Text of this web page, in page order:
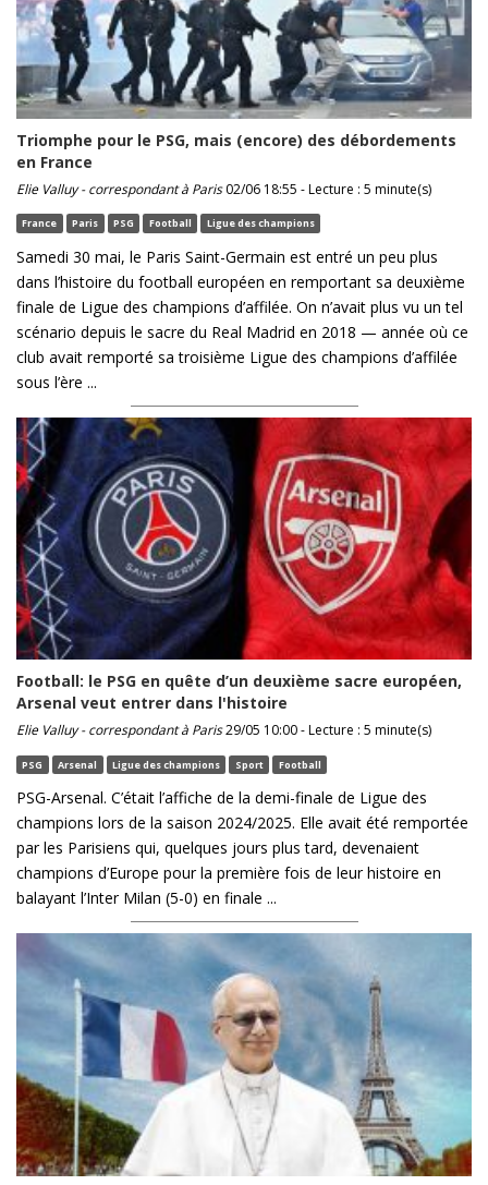
Triomphe pour le PSG, mais (encore) des débordements
en France
Elie Valluy - correspondant à Paris02/06 18:55 - Lecture : 5 minute(s)
France Paris PSG Football Ligue des champions
Samedi 30 mai, le Paris Saint-Germain est entré un peu plus
dans l’histoire du football européen en remportant sa deuxième
finale de Ligue des champions d’affilée. On n’avait plus vu un tel
scénario depuis le sacre du Real Madrid en 2018 — année où ce
club avait remporté sa troisième Ligue des champions d’affilée
sous l’ère ...
Football: le PSG en quête d’un deuxième sacre européen,
Arsenal veut entrer dans l'histoire
Elie Valluy - correspondant à Paris29/05 10:00 - Lecture : 5 minute(s)
PSG Arsenal Ligue des champions Sport Football
PSG-Arsenal. C’était l’affiche de la demi-finale de Ligue des
champions lors de la saison 2024/2025. Elle avait été remportée
par les Parisiens qui, quelques jours plus tard, devenaient
champions d’Europe pour la première fois de leur histoire en
balayant l’Inter Milan (5-0) en finale ...